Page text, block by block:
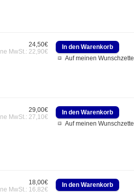
Auf meinen Wunschzettel
24,50€
MwSt.: 22,90€
Auf meinen Wunschzettel
29,00€
MwSt.: 27,10€
18,00€
MwSt.: 16,82€